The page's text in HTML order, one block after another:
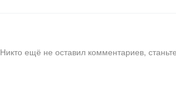
Никто ещё не оставил комментариев,